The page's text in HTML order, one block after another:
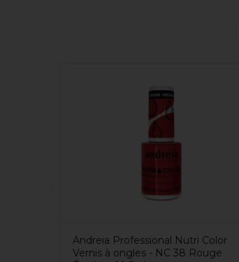
Andreia Professional Nutri Color
Vernis à ongles - NC 38 Rouge